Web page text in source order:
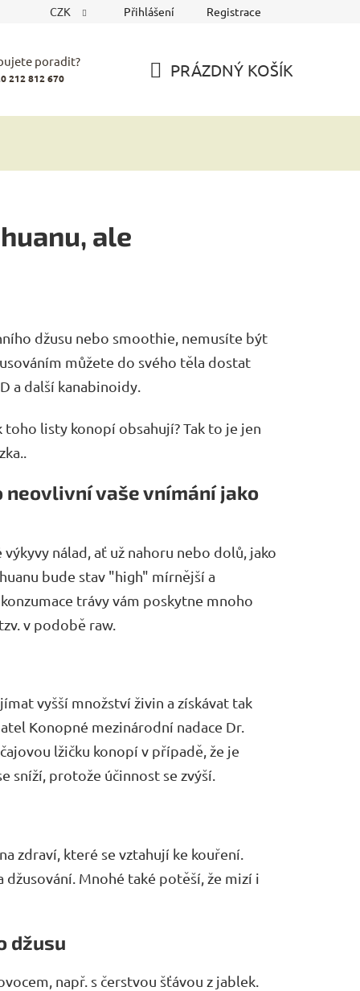
CZK Přihlášení Registrace
poradit?
212 812 670 PRÁZDNÝ KOŠÍK
ale
džusu nebo smoothie, nemusíte být
můžete do svého těla dostat
a další kanabinoidy.
listy konopí obsahují? Tak to je jen
neovlivní vaše vnímání jako
nálad, ať už nahoru nebo dolů, jako
bude stav "high" mírnější a
trávy vám poskytne mnoho
v podobě raw.
vyšší množství živin a získávat tak
Konopné mezinárodní nadace Dr.
lžičku konopí v případě, že je
sníží, protože účinnost se zvýší.
zdraví, které se vztahují ke kouření.
Mnohé také potěší, že mizí i
džusu
např. s čerstvou šťávou z jablek.